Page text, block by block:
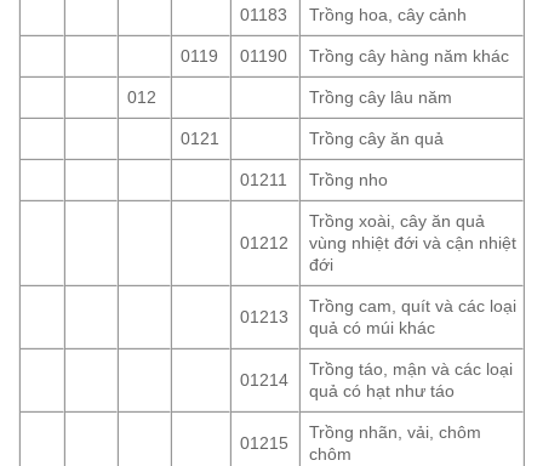
01183 Trồng hoa, cây cảnh
0119 01190 Trồng cây hàng năm khác
012 Trồng cây lâu năm
0121 Trồng cây ăn quả
01211 Trồng nho
01212
Trồng xoài, cây ăn quả
vùng nhiệt đới và cận nhiệt
đới
01213
Trồng cam, quít và các loại
quả có múi khác
01214
Trồng táo, mận và các loại
quả có hạt như táo
01215
Trồng nhãn, vải, chôm
chôm